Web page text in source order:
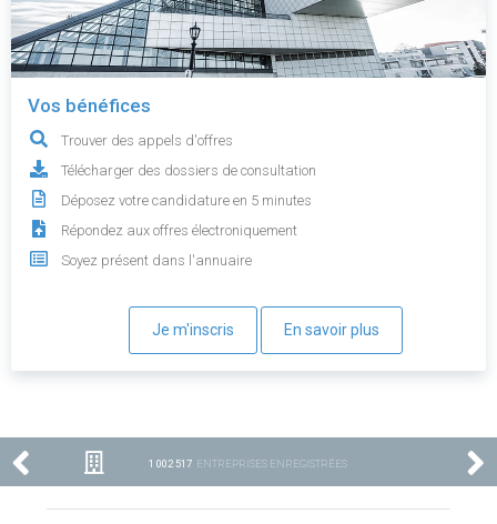
Vos bénéfices
Trouver des appels d'offres
Télécharger des dossiers de consultation
Déposez votre candidature en 5 minutes
Répondez aux offres électroniquement
Soyez présent dans l'annuaire
Je m'inscris En savoir plus
1 002 517 ENTREPRISES ENREGISTRÉES